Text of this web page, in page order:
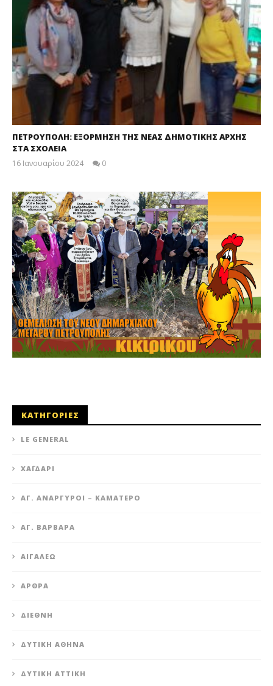
ΠΕΤΡΟΥΠΟΛΗ: ΕΞΟΡΜΗΣΗ ΤΗΣ ΝΕΑΣ ΔΗΜΟΤΙΚΗΣ ΑΡΧΗΣ
ΣΤΑ ΣΧΟΛΕΙΑ
16 Ιανουαρίου 2024
0
ΚΑΤΗΓΟΡΙΕΣ
LE GENERAL
XΑΪΔΆΡΙ
ΆΓ. ΑΝΆΡΓΥΡΟΙ – KΑΜΑΤΕΡΌ
ΑΓ. ΒΑΡΒΆΡΑ
ΑΙΓΆΛΕΩ
ΆΡΘΡΑ
ΔΙΕΘΝΉ
ΔΥΤΙΚΉ ΑΘΉΝΑ
ΔΥΤΙΚΉ ΑΤΤΙΚΉ